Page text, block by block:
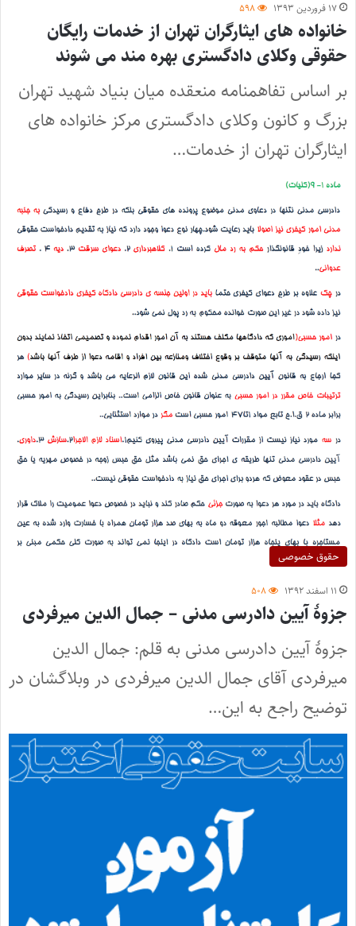
۱۷ فروردین ۱۳۹۳ ۵۹۸
خانواده های ایثارگران تهران از خدمات رایگان
حقوقی وکلای دادگستری بهره مند می شوند
بر اساس تفاهمنامه منعقده میان بنیاد شهید تهران
بزرگ و کانون وکلای دادگستری مرکز خانواده های
ایثارگران تهران از خدمات…
حقوق خصوصی
۱۱ اسفند ۱۳۹۲ ۵۰۸
جزوۀ آیین دادرسی مدنی – جمال الدین میرفردی
جزوۀ آیین دادرسی مدنی به قلم: جمال الدین
میرفردی آقای جمال الدین میرفردی در وبلاگشان در
توضیح راجع به این…